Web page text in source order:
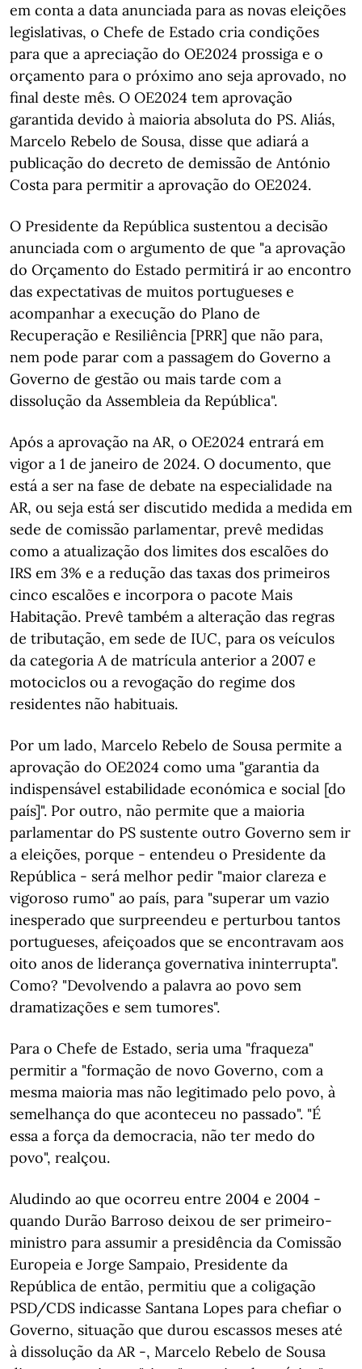
em conta a data anunciada para as novas eleições
legislativas, o Chefe de Estado cria condições
para que a apreciação do OE2024 prossiga e o
orçamento para o próximo ano seja aprovado, no
final deste mês. O OE2024 tem aprovação
garantida devido à maioria absoluta do PS. Aliás,
Marcelo Rebelo de Sousa, disse que adiará a
publicação do decreto de demissão de António
Costa para permitir a aprovação do OE2024.
O Presidente da República sustentou a decisão
anunciada com o argumento de que "a aprovação
do Orçamento do Estado permitirá ir ao encontro
das expectativas de muitos portugueses e
acompanhar a execução do Plano de
Recuperação e Resiliência [PRR] que não para,
nem pode parar com a passagem do Governo a
Governo de gestão ou mais tarde com a
dissolução da Assembleia da República".
Após a aprovação na AR, o OE2024 entrará em
vigor a 1 de janeiro de 2024. O documento, que
está a ser na fase de debate na especialidade na
AR, ou seja está ser discutido medida a medida em
sede de comissão parlamentar, prevê medidas
como a atualização dos limites dos escalões do
IRS em 3% e a redução das taxas dos primeiros
cinco escalões e incorpora o pacote Mais
Habitação. Prevê também a alteração das regras
de tributação, em sede de IUC, para os veículos
da categoria A de matrícula anterior a 2007 e
motociclos ou a revogação do regime dos
residentes não habituais.
Por um lado, Marcelo Rebelo de Sousa permite a
aprovação do OE2024 como uma "garantia da
indispensável estabilidade económica e social [do
país]". Por outro, não permite que a maioria
parlamentar do PS sustente outro Governo sem ir
a eleições, porque - entendeu o Presidente da
República - será melhor pedir "maior clareza e
vigoroso rumo" ao país, para "superar um vazio
inesperado que surpreendeu e perturbou tantos
portugueses, afeiçoados que se encontravam aos
oito anos de liderança governativa ininterrupta".
Como? "Devolvendo a palavra ao povo sem
dramatizações e sem tumores".
Para o Chefe de Estado, seria uma "fraqueza"
permitir a "formação de novo Governo, com a
mesma maioria mas não legitimado pelo povo, à
semelhança do que aconteceu no passado". "É
essa a força da democracia, não ter medo do
povo", realçou.
Aludindo ao que ocorreu entre 2004 e 2004 -
quando Durão Barroso deixou de ser primeiro-
ministro para assumir a presidência da Comissão
Europeia e Jorge Sampaio, Presidente da
República de então, permitiu que a coligação
PSD/CDS indicasse Santana Lopes para chefiar o
Governo, situação que durou escassos meses até
à dissolução da AR -, Marcelo Rebelo de Sousa